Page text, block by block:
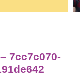
7cc7c070-